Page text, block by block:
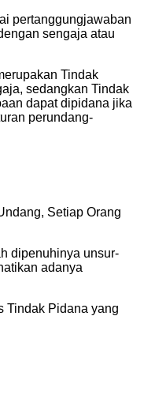
pertanggungjawaban
sengaja atau
Tindak
sedangkan Tindak
dapat dipidana jika
perundang-
Setiap Orang
dipenuhinya unsur-
adanya
Tindak Pidana yang